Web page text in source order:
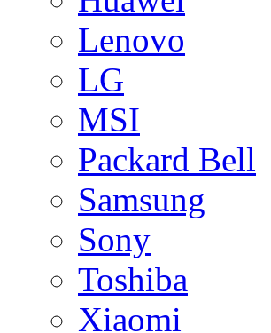
Lenovo
LG
MSI
Packard Bell
Samsung
Sony
Toshiba
Xiaomi